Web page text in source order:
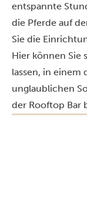
entspannte
die Pferde auf
Sie die
Hier können Sie
lassen, in einem
unglaublichen
der Rooftop Bar